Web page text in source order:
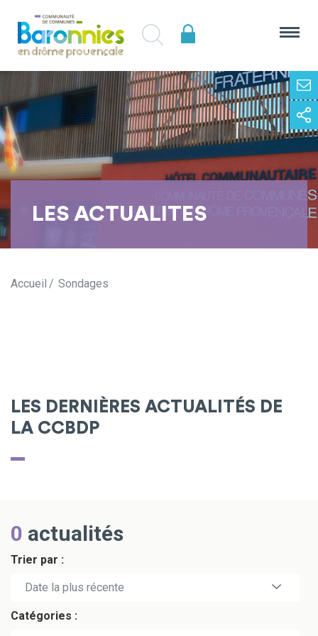
LES ACTUALITES
Accueil Sondages
LES DERNIÈRES ACTUALITÉS DE
LA CCBDP
0 actualités
Trier par :
Date la plus récente
Date la plus ancienne
Catégories :